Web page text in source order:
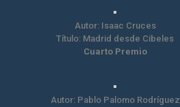
Autor: Isaac Cruces
Título: Madrid desde Cibeles
Cuarto Premio
Autor: Pablo Palomo Rodríguez